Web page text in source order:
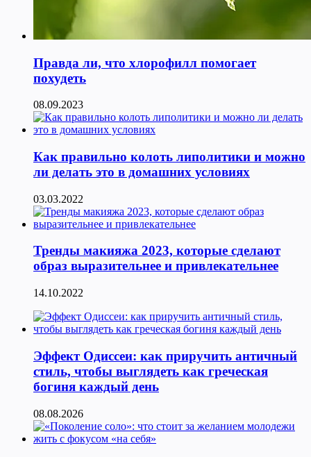
Правда ли, что хлорофилл помогает
похудеть
08.09.2023
Как правильно колоть липолитики и можно
ли делать это в домашних условиях
03.03.2022
Тренды макияжа 2023, которые сделают
образ выразительнее и привлекательнее
14.10.2022
Эффект Одиссеи: как приручить античный
стиль, чтобы выглядеть как греческая
богиня каждый день
08.08.2026